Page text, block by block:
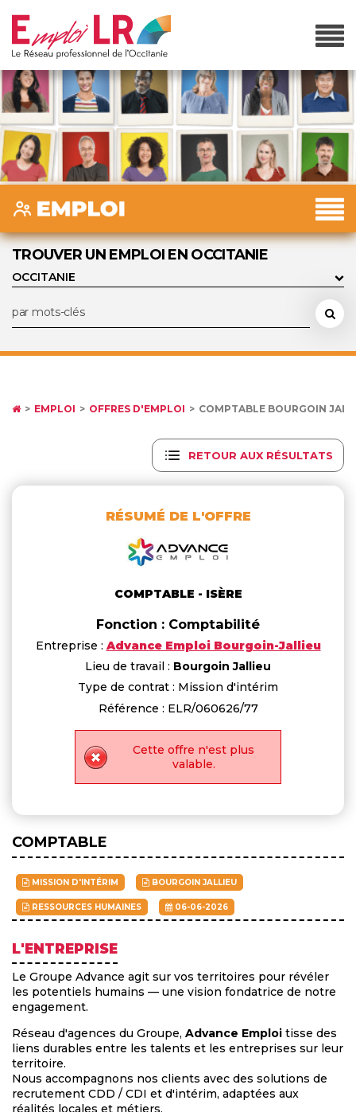
TROUVER UN EMPLOI EN OCCITANIE
EMPLOI OFFRES D'EMPLOI COMPTABLE BOURGOIN
RETOUR AUX RÉSULTATS
RÉSUMÉ DE L'OFFRE
COMPTABLE - ISÈRE
Fonction : Comptabilité
Entreprise : Advance Emploi Bourgoin-Jallieu
Lieu de travail : Bourgoin Jallieu
Type de contrat : Mission d'intérim
Référence : ELR/060626/77
Cette offre n'est plus
valable.
COMPTABLE
MISSION D'INTÉRIM BOURGOIN JALLIEU
RESSOURCES HUMAINES 06-06-2026
L'ENTREPRISE
Le Groupe Advance agit sur vos territoires pour révéler
les potentiels humains — une vision fondatrice de notre
engagement.
Réseau d'agences du Groupe, Advance Emploi tisse des
liens durables entre les talents et les entreprises sur leur
territoire.
Nous accompagnons nos clients avec des solutions de
recrutement CDD / CDI et d'intérim, adaptées aux